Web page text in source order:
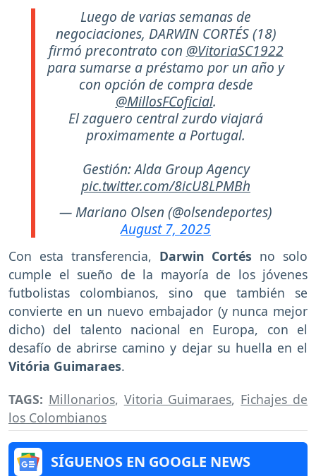
Luego de varias semanas de
negociaciones, DARWIN CORTÉS (18)
firmó precontrato con @VitoriaSC1922
para sumarse a préstamo por un año y
con opción de compra desde
@MillosFCoficial.
El zaguero central zurdo viajará
proximamente a Portugal.
Gestión: Alda Group Agency
pic.twitter.com/8icU8LPMBh
— Mariano Olsen (@olsendeportes)
August 7, 2025
Con esta transferencia, Darwin Cortés no solo
cumple el sueño de la mayoría de los jóvenes
futbolistas colombianos, sino que también se
convierte en un nuevo embajador (y nunca mejor
dicho) del talento nacional en Europa, con el
desafío de abrirse camino y dejar su huella en el
Vitória Guimaraes.
TAGS: Millonarios, Vitoria Guimaraes, Fichajes de
los Colombianos
SÍGUENOS EN GOOGLE NEWS